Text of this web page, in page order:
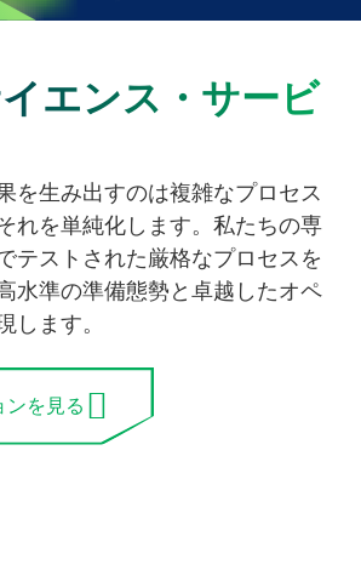
エンス・サービ
を生み出すのは複雑なプロセス
れを単純化します。私たちの専
テストされた厳格なプロセスを
水準の準備態勢と卓越したオペ
します。
ンを見る